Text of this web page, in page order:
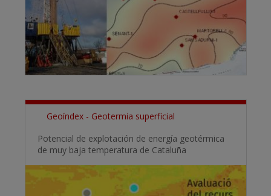
Geoíndex - Geotermia superficial
Potencial de explotación de energía geotérmica
de muy baja temperatura de Cataluña